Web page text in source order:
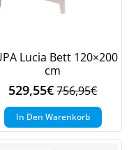
Lucia Bett 120×200
cm
756,95€
Preis
war:
756,95€
529,55€Aktueller
Preis
ist:
529,55€.
In Den Warenkorb